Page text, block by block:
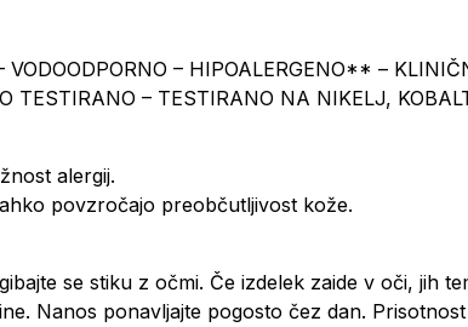
VODOODPORNO – HIPOALERGENO** –
TESTIRANO – TESTIRANO NA NIKELJ,
alergij.
povzročajo preobčutljivost kože.
se stiku z očmi. Če izdelek zaide v oči, jih
Nanos ponavljajte pogosto čez dan.